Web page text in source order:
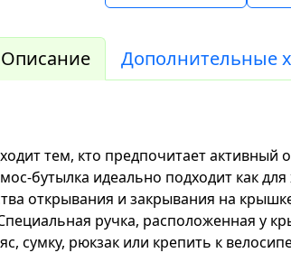
Описание Дополнительные
тем, кто предпочитает активный
бутылка идеально подходит как
открывания и закрывания на
ручка, расположенная у
сумку, рюкзак или крепить к